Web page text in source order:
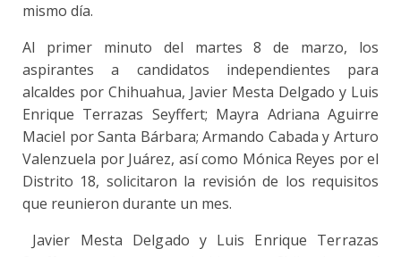
mismo día.
Al primer minuto del martes 8 de marzo, los
aspirantes a candidatos independientes para
alcaldes por Chihuahua, Javier Mesta Delgado y Luis
Enrique Terrazas Seyffert; Mayra Adriana Aguirre
Maciel por Santa Bárbara; Armando Cabada y Arturo
Valenzuela por Juárez, así como Mónica Reyes por el
Distrito 18, solicitaron la revisión de los requisitos
que reunieron durante un mes.
Javier Mesta Delgado y Luis Enrique Terrazas